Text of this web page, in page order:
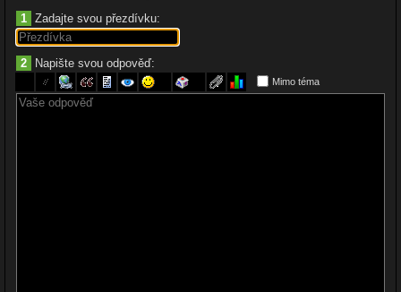
1 Zadajte svou přezdívku:
2 Napište svou odpověď:
Mimo téma